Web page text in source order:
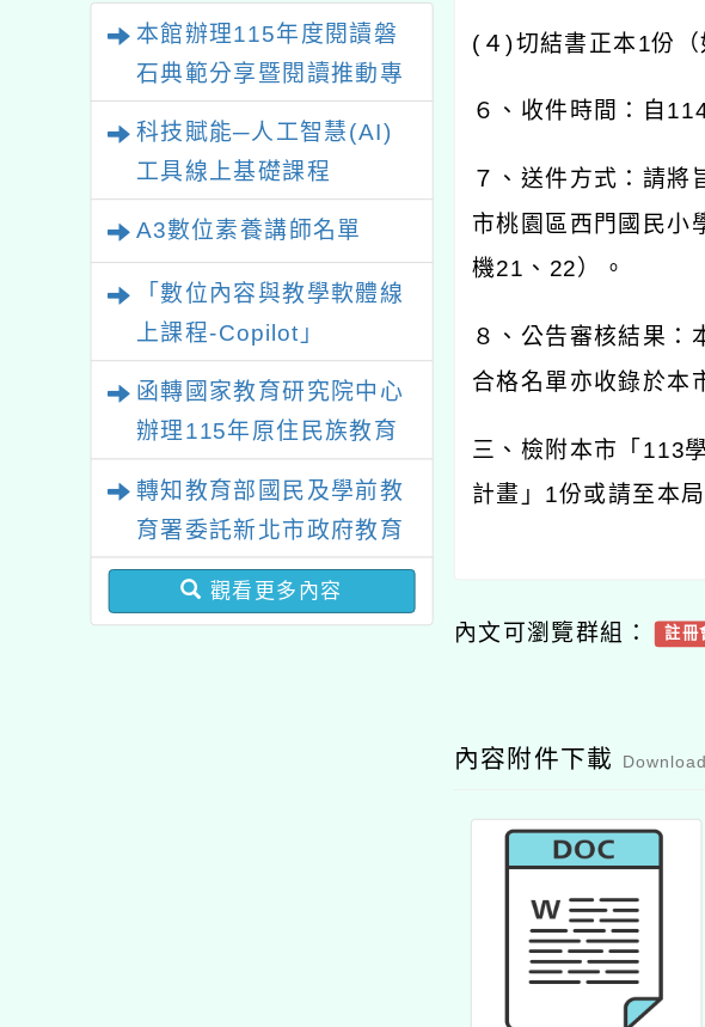
本館辦理115年度閱讀磐
石典範分享暨閱讀推動專
業研習
科技賦能─人工智慧(AI)
工具線上基礎課程
A3數位素養講師名單
「數位內容與教學軟體線
上課程-Copilot」
函轉國家教育研究院中心
辦理115年原住民族教育
轉知教育部國民及學前教
育署委託新北市政府教育
局辦理「115年度教師專
業成長研習實施計畫－夢
觀看更多內容
( ４)切結書正本1份（
６、收件時間：自
７、送件方式：請將
市桃園區西門國民小
機21 、 22）。
８、公告審核結果：
合格名單亦收錄於本
三、檢附本市「 113
計畫」 1份或請至本
內文可瀏覽群組： 註冊
內容附件下載